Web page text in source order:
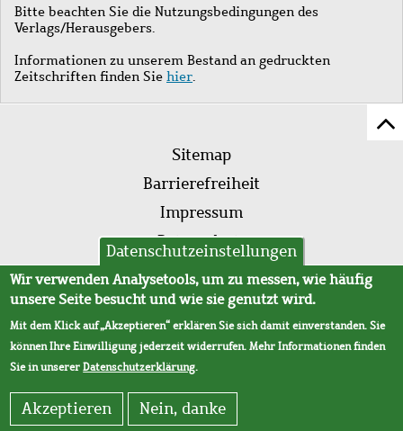
Bitte beachten Sie die Nutzungsbedingungen des
Verlags/Herausgebers.
Informationen zu unserem Bestand an gedruckten
Zeitschriften finden Sie hier.
Fußleistenmenü
Sitemap
Barrierefreiheit
Impressum
Datenschutz
AVB
Datenschutzeinstellungen
Wir verwenden Analysetools, um zu messen, wie häufig
unsere Seite besucht und wie sie genutzt wird.
Mit dem Klick auf „Akzeptieren“ erklären Sie sich damit einverstanden. Sie
können Ihre Einwilligung jederzeit widerrufen. Mehr Informationen finden
Sie in unsererDatenschutzerklärung.
Akzeptieren Nein, danke